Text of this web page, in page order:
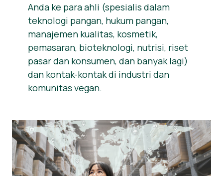
Anda ke para ahli (spesialis dalam
teknologi pangan, hukum pangan,
manajemen kualitas, kosmetik,
pemasaran, bioteknologi, nutrisi, riset
pasar dan konsumen, dan banyak lagi)
dan kontak-kontak di industri dan
komunitas vegan.